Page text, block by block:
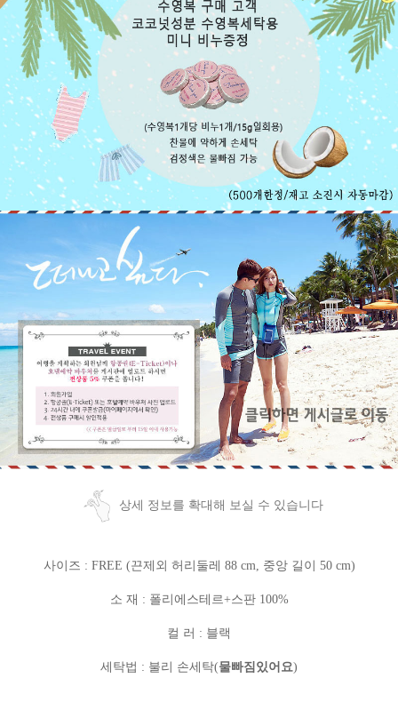
상세 정보를 확대해 보실 수 있습니다
사이즈 : FREE (끈제외 허리둘레 88 cm, 중앙 길이 50 cm)
소 재 : 폴리에스테르+스판 100%
컬 러 : 블랙
세탁법 : 불리 손세탁(물빠짐있어요)